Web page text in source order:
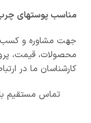
مناسب پوستهای
جهت مشاوره و کسب
محصولات، قیمت،
کارشناسان ما در